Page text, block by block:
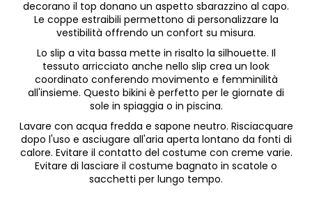
decorano il top donano un aspetto sbarazzino al capo.
Le coppe estraibili permettono di personalizzare la
vestibilità offrendo un confort su misura.
Lo slip a vita bassa mette in risalto la silhouette. Il
tessuto arricciato anche nello slip crea un look
coordinato conferendo movimento e femminilità
all'insieme. Questo bikini è perfetto per le giornate di
sole in spiaggia o in piscina.
Lavare con acqua fredda e sapone neutro. Risciacquare
dopo l'uso e asciugare all'aria aperta lontano da fonti di
calore. Evitare il contatto del costume con creme varie.
Evitare di lasciare il costume bagnato in scatole o
sacchetti per lungo tempo.